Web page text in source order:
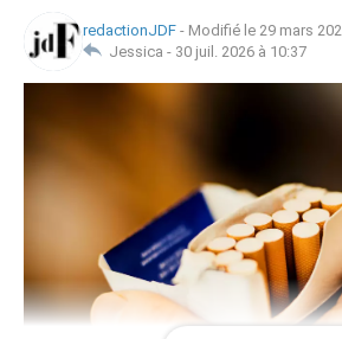
redactionJDF - Modifié le 29 mars
Jessica - 30 juil. 2026 à 10:37